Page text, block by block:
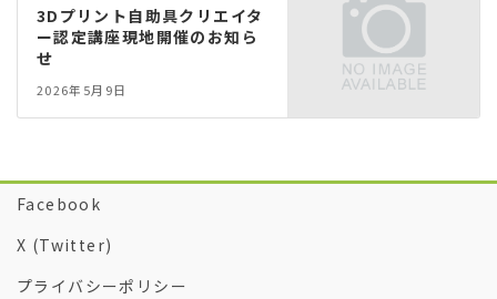
3Dプリント自助具クリエイタ
ー認定講座現地開催のお知ら
せ
2026年5月9日
Facebook
X (Twitter)
プライバシーポリシー